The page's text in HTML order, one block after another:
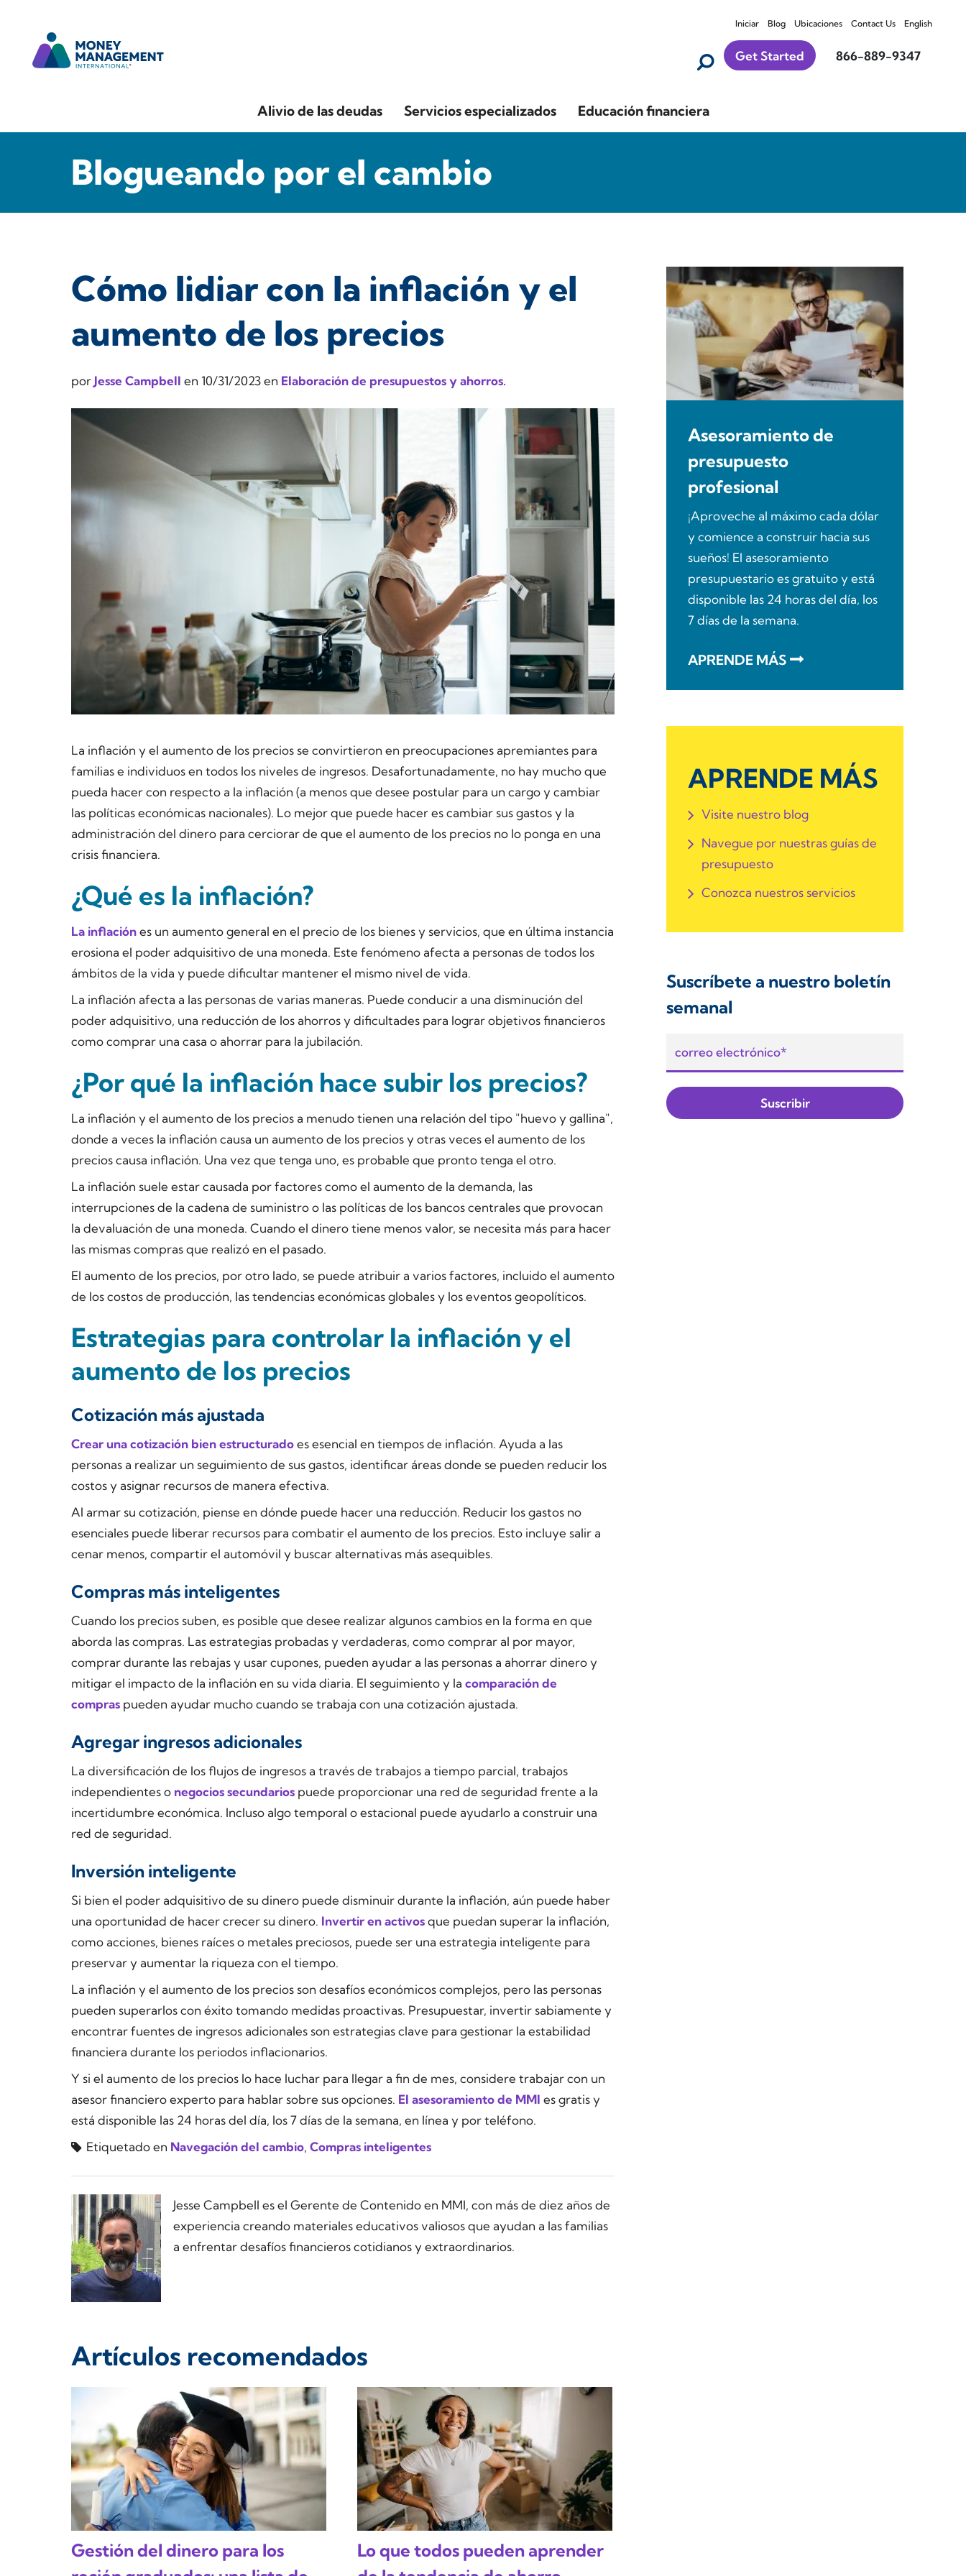
Iniciar Blog Ubicaciones Contact Us English
Get Started 866-889-9347
Alivio de las deudas Servicios especializados Educación financiera
Blogueando por el cambio
Cómo lidiar con la inflación y el
aumento de los precios
porJesse Campbell en 10/31/2023en Elaboración de presupuestos y ahorros.
La inflación y el aumento de los precios se convirtieron en preocupaciones apremiantes para
familias e individuos en todos los niveles de ingresos. Desafortunadamente, no hay mucho que
pueda hacer con respecto a la inflación (a menos que desee postular para un cargo y cambiar
las políticas económicas nacionales). Lo mejor que puede hacer es cambiar sus gastos y la
administración del dinero para cerciorar de que el aumento de los precios no lo ponga en una
crisis financiera.
¿Qué es la inflación?
La inflaciónes un aumento general en el precio de los bienes y servicios, que en última instancia
erosiona el poder adquisitivo de una moneda. Este fenómeno afecta a personas de todos los
ámbitos de la vida y puede dificultar mantener el mismo nivel de vida.
La inflación afecta a las personas de varias maneras. Puede conducir a una disminución del
poder adquisitivo, una reducción de los ahorros y dificultades para lograr objetivos financieros
como comprar una casa o ahorrar para la jubilación.
¿Por qué la inflación hace subir los precios?
La inflación y el aumento de los precios a menudo tienen una relación del tipo "huevo y gallina",
donde a veces la inflación causa un aumento de los precios y otras veces el aumento de los
precios causa inflación. Una vez que tenga uno, es probable que pronto tenga el otro.
La inflación suele estar causada por factores como el aumento de la demanda, las
interrupciones de la cadena de suministro o las políticas de los bancos centrales que provocan
la devaluación de una moneda. Cuando el dinero tiene menos valor, se necesita más para hacer
las mismas compras que realizó en el pasado.
El aumento de los precios, por otro lado, se puede atribuir a varios factores, incluido el aumento
de los costos de producción, las tendencias económicas globales y los eventos geopolíticos.
Estrategias para controlar la inflación y el
aumento de los precios
Cotización más ajustada
Crear una cotización bien estructuradoes esencial en tiempos de inflación. Ayuda a las
personas a realizar un seguimiento de sus gastos, identificar áreas donde se pueden reducir los
costos y asignar recursos de manera efectiva.
Al armar su cotización, piense en dónde puede hacer una reducción. Reducir los gastos no
esenciales puede liberar recursos para combatir el aumento de los precios. Esto incluye salir a
cenar menos, compartir el automóvil y buscar alternativas más asequibles.
Compras más inteligentes
Cuando los precios suben, es posible que desee realizar algunos cambios en la forma en que
aborda las compras. Las estrategias probadas y verdaderas, como comprar al por mayor,
comprar durante las rebajas y usar cupones, pueden ayudar a las personas a ahorrar dinero y
mitigar el impacto de la inflación en su vida diaria. El seguimiento y la comparación de
compras pueden ayudar mucho cuando se trabaja con una cotización ajustada.
Agregar ingresos adicionales
La diversificación de los flujos de ingresos a través de trabajos a tiempo parcial, trabajos
independientes o negocios secundarios puede proporcionar una red de seguridad frente a la
incertidumbre económica. Incluso algo temporal o estacional puede ayudarlo a construir una
red de seguridad.
Inversión inteligente
Si bien el poder adquisitivo de su dinero puede disminuir durante la inflación, aún puede haber
una oportunidad de hacer crecer su dinero. Invertir en activosque puedan superar la inflación,
como acciones, bienes raíces o metales preciosos, puede ser una estrategia inteligente para
preservar y aumentar la riqueza con el tiempo.
La inflación y el aumento de los precios son desafíos económicos complejos, pero las personas
pueden superarlos con éxito tomando medidas proactivas. Presupuestar, invertir sabiamente y
encontrar fuentes de ingresos adicionales son estrategias clave para gestionar la estabilidad
financiera durante los periodos inflacionarios.
Y si el aumento de los precios lo hace luchar para llegar a fin de mes, considere trabajar con un
asesor financiero experto para hablar sobre sus opciones. El asesoramiento de MMI es gratis y
está disponible las 24 horas del día, los 7 días de la semana, en línea y por teléfono.
Etiquetado en Navegación del cambio, Compras inteligentes
Jesse Campbell es el Gerente de Contenido en MMI, con más de diez años de
experiencia creando materiales educativos valiosos que ayudan a las familias
a enfrentar desafíos financieros cotidianos y extraordinarios.
Artículos recomendados
Gestión del dinero para los
Lo que todos pueden aprender
Asesoramiento de
presupuesto
profesional
¡Aproveche al máximo cada dólar
y comience a construir hacia sus
sueños! El asesoramiento
presupuestario es gratuito y está
disponible las 24 horas del día, los
7 días de la semana.
APRENDE MÁS
APRENDE MÁS
Visite nuestro blog
Navegue por nuestras guías de
presupuesto
Conozca nuestros servicios
Suscríbete a nuestro boletín
semanal